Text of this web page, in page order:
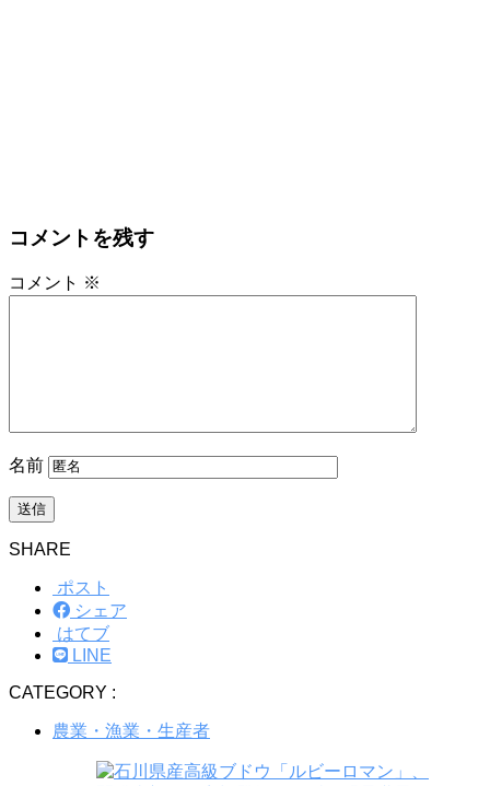
コメントを残す
コメント ※
名前
SHARE
ポスト
シェア
はてブ
LINE
CATEGORY :
農業・漁業・生産者